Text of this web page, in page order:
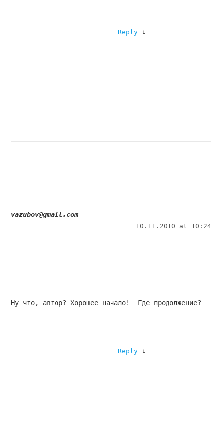
Reply ↓
vazubov@gmail.com
10.11.2010 at 10:24
Ну что, автор? Хорошее начало!  Где продолжение?
Reply ↓